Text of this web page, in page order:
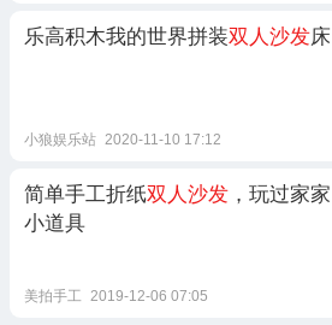
乐高积木我的世界拼装双人沙发床
小狼娱乐站 2020-11-10 17:12
简单手工折纸双人沙发 ，玩过家家
小道具
美拍手工 2019-12-06 07:05